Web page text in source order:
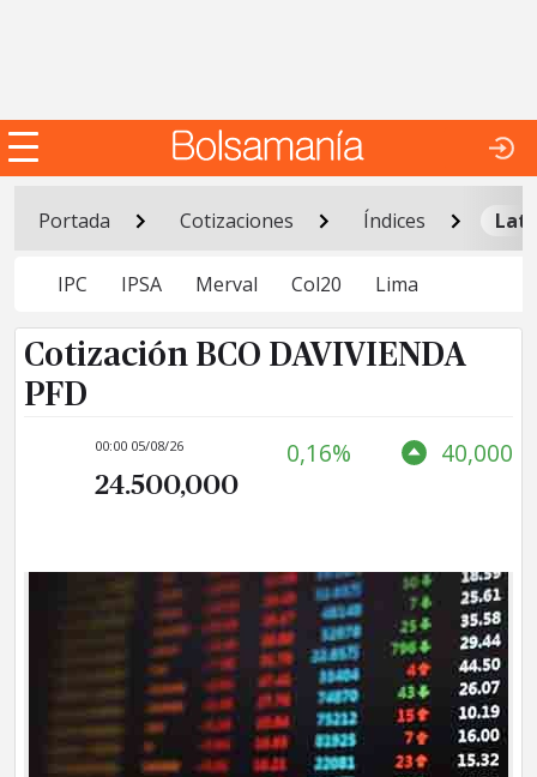
Portada Cotizaciones Índices
IPC IPSA Merval Col20 Lima
Cotización BCO DAVIVIENDA
PFD
00:00 05/08/26
24.500,000
0,16% 40,000